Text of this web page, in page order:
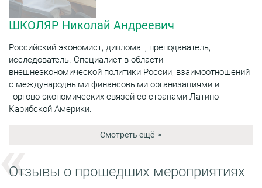
ШКОЛЯР Николай Андреевич
Российский экономист, дипломат, преподаватель,
исследователь. Специалист в области
внешнеэкономической политики России, взаимоотношений
с международными финансовыми организациями и
торгово-экономических связей со странами Латино-
Карибской Америки.
Смотреть ещё
Отзывы о прошедших мероприятиях